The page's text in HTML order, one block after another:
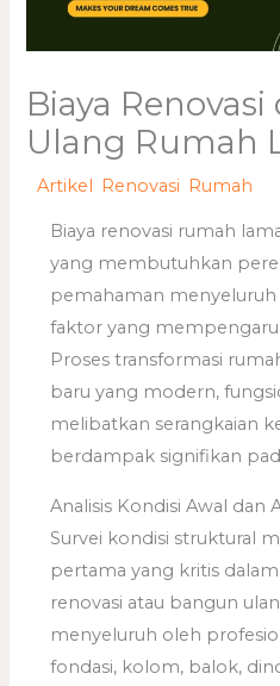
Biaya
Ulang Rumah
/Artikel Renovasi Rumah
Biaya renovasi rumah
yang membutuhkan
pemahaman
faktor yang
Proses transformasi
baru yang modern,
melibatkan serangkaian
berdampak signifikan
Analisis Kondisi Awal dan
Survei kondisi struktural
pertama yang kritis
renovasi atau bangun
menyeluruh oleh
fondasi, kolom, balok,